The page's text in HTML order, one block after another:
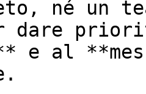
né un
dare
al